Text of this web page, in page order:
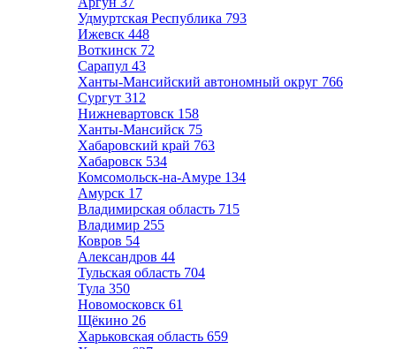
Удмуртская Республика 793
Ижевск 448
Воткинск 72
Сарапул 43
Ханты-Мансийский автономный округ 766
Сургут 312
Нижневартовск 158
Ханты-Мансийск 75
Хабаровский край 763
Хабаровск 534
Комсомольск-на-Амуре 134
Амурск 17
Владимирская область 715
Владимир 255
Ковров 54
Александров 44
Тульская область 704
Тула 350
Новомосковск 61
Щёкино 26
Харьковская область 659